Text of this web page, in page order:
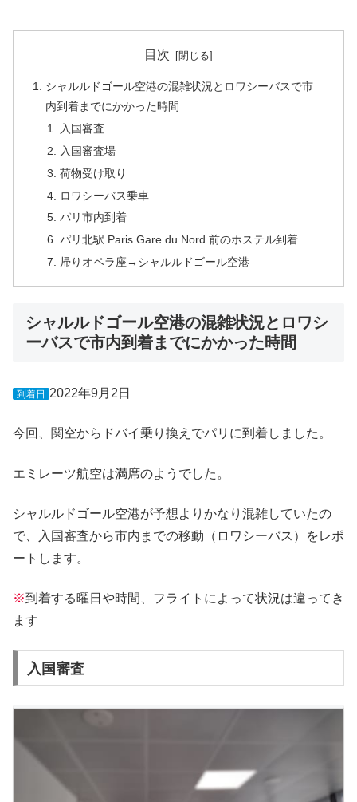
目次
シャルルドゴール空港の混雑状況とロワシーバスで市
内到着までにかかった時間
入国審査
入国審査場
荷物受け取り
ロワシーバス乗車
パリ市内到着
パリ北駅 Paris Gare du Nord 前のホステル到着
帰りオペラ座→シャルルドゴール空港
シャルルドゴール空港の混雑状況とロワシ
ーバスで市内到着までにかかった時間
到着日 2022年9月2日
今回、関空からドバイ乗り換えでパリに到着しました。
エミレーツ航空は満席のようでした。
シャルルドゴール空港が予想よりかなり混雑していたの
で、入国審査から市内までの移動（ロワシーバス）をレポ
ートします。
※到着する曜日や時間、フライトによって状況は違ってき
ます
入国審査